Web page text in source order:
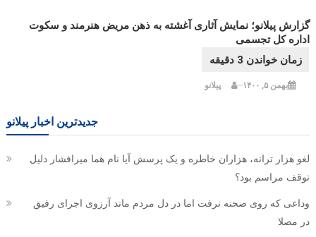
گزارش پیلانو؛ نمایش آثاری آغشته به ذهن مریض هنرمند و سکوت
اداره کل تجسمی
بهمن ۵, ۱۴۰۰ پیلانو
جدیدترین اخبار پیلانو
لغو هزار ترانه، هزاران خاطره و یک پرسش آیا نام هما میرافشار دلیل
توقف مراسم بود؟
وداعی که روی صحنه نرفت اما در دل مردم ماند آرزوی اجرای رفیق
در مصلا